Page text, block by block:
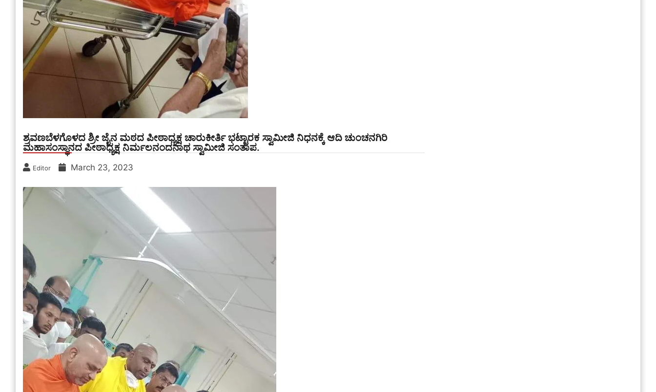
ಶ್ರವಣಬೆಳಗೊಳದ ಶ್ರೀ ಜೈನ ಮಠದ ಪೀಠಾಧ್ಯಕ್ಷ ಚಾರುಕೀರ್ತಿ ಭಟ್ಟಾರಕ ಸ್ವಾಮೀಜಿ ನಿಧನಕ್ಕೆ ಆದಿ ಚುಂಚನಗಿರಿ
ಮಹಾಸಂಸ್ಥಾನದ ಪೀಠಾಧ್ಯಕ್ಷ ನಿರ್ಮಲನಂದನಾಥ ಸ್ವಾಮೀಜಿ ಸಂತಾಪ.
Editor March 23, 2023